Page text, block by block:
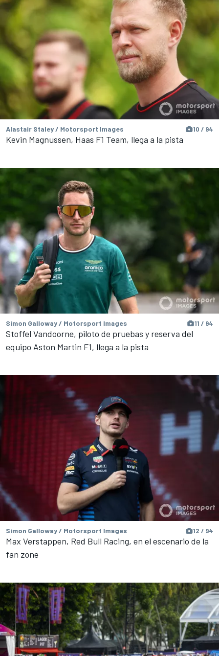
Alastair Staley / Motorsport Images 10 / 94
Kevin Magnussen, Haas F1 Team, llega a la pista
Simon Galloway / Motorsport Images 11 / 94
Stoffel Vandoorne, piloto de pruebas y reserva del
equipo Aston Martin F1, llega a la pista
Simon Galloway / Motorsport Images 12 / 94
Max Verstappen, Red Bull Racing, en el escenario de la
fan zone